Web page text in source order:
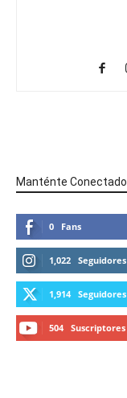
Manténte Conectado
0 Fans
1,022 Seguidores
1,914 Seguidores
504 Suscriptores